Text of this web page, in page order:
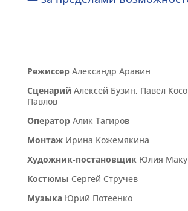
РежиссерАлександр Аравин
Сценарий Алексей Бузин, Павел
Павлов
ОператорАлик Тагиров
МонтажИрина Кожемякина
Художник-постановщикЮлия
Костюмы Сергей Стручев
МузыкаЮрий Потеенко